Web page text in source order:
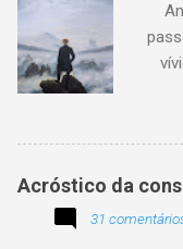
e a
Acróstico da
31